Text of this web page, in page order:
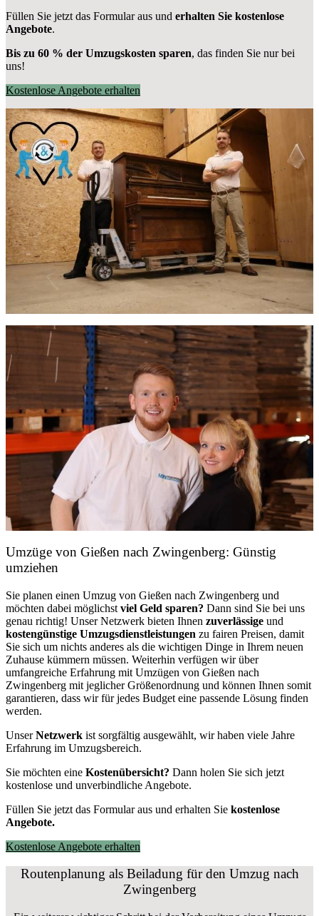
Füllen Sie jetzt das Formular aus und erhalten Sie kostenlose
Angebote.
Bis zu 60 % der Umzugskosten sparen, das finden Sie nur bei
uns!
Kostenlose Angebote erhalten
Umzüge von Gießen nach Zwingenberg: Günstig
umziehen
Sie planen einen Umzug von Gießen nach Zwingenberg und
möchten dabei möglichst viel Geld sparen? Dann sind Sie bei uns
genau richtig! Unser Netzwerk bieten Ihnen zuverlässige und
kostengünstige Umzugsdienstleistungen zu fairen Preisen, damit
Sie sich um nichts anderes als die wichtigen Dinge in Ihrem neuen
Zuhause kümmern müssen. Weiterhin verfügen wir über
umfangreiche Erfahrung mit Umzügen von Gießen nach
Zwingenberg mit jeglicher Größenordnung und können Ihnen somit
garantieren, dass wir für jedes Budget eine passende Lösung finden
werden.
UnserNetzwerk ist sorgfältig ausgewählt, wir haben viele Jahre
Erfahrung im Umzugsbereich.
Sie möchten eine Kostenübersicht? Dann holen Sie sich jetzt
kostenlose und unverbindliche Angebote.
Füllen Sie jetzt das Formular aus und erhalten Sie kostenlose
Angebote.
Kostenlose Angebote erhalten
Routenplanung als Beiladung für den Umzug nach
Zwingenberg